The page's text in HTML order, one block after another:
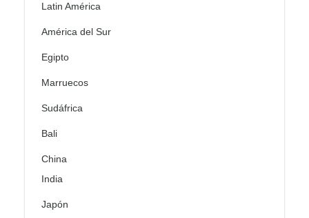
Latin América
América del Sur
Egipto
Marruecos
Sudáfrica
Bali
China
India
Japón